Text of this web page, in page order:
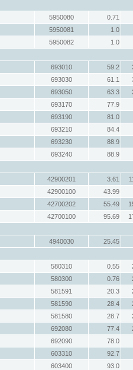
5950080
0.71
5950081
1.0
5950082
1.0
693010 59.2
693030 61.1
693050 63.3
693170
77.9
693190
81.0
693210
84.4
693230
88.9
693240
88.9
42900201 3.61
42900100
43.99
42700202 55.49
42700100 95.69
4940030
25.45
580310 0.55
580300 0.76
581591 20.3
581590 28.4
581580 28.7
692080 77.4
692090
78.0
603310
92.7
603400
93.0